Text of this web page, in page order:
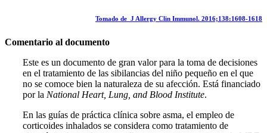
Tomado de J Allergy Clin Immunol. 2016;138:1608-1618
Comentario al documento
Este es un documento de gran valor para la toma de decisiones
en el tratamiento de las sibilancias del niño pequeño en el que
no se comoce bien la naturaleza de su afección. Está financiado
por la National Heart, Lung, and Blood Institute.
En las guías de práctica clínica sobre asma, el empleo de
corticoides inhalados se considera como tratamiento de